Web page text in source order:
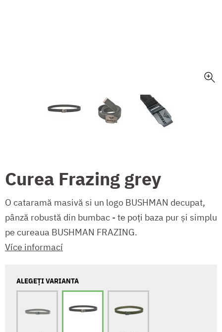
Curea Frazing grey
O cataramă masivă si un logo BUSHMAN decupat,
pânză robustă din bumbac - te poți baza pur și simplu
pe cureaua BUSHMAN FRAZING.
Více informací
ALEGEȚI VARIANTA